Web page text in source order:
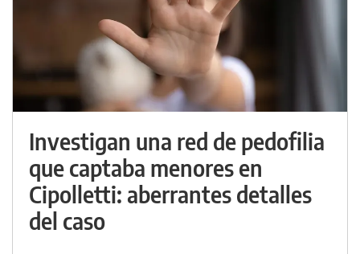
Investigan una red de pedofilia
que captaba menores en
Cipolletti: aberrantes detalles
del caso